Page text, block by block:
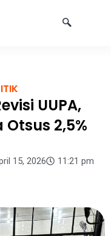
UUPA,
2,5%
15, 2026 11:21 pm